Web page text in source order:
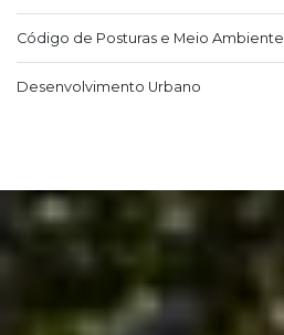
Código de Posturas e Meio Ambiente
Desenvolvimento Urbano